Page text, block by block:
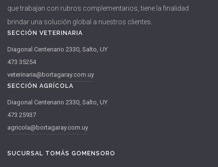
que trabajan con rubros complementarios, tiene la finalidad
brindar una solución global a nuestros clientes.
SECCIÓN VETERINARIA
Diagonal Centenario 2330, Salto, UY
473 35254
veterinaria@bortagaray.com.uy
SECCIÓN AGRÍCOLA
Diagonal Centenario 2330, Salto, UY
473 25937
agricola@bortagaray.com.uy
SUCURSAL TOMÁS GOMENSORO